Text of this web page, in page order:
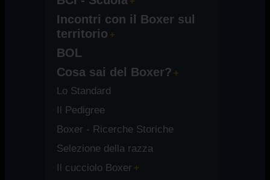
Incontri con il Boxer sul
territorio
BOL
Cosa sai del Boxer?
Lo Standard
Il Pedigree
Boxer - Ricerche Storiche
Selezione della razza
Il cucciolo Boxer